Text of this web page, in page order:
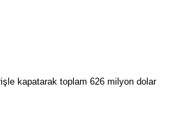
kapatarak toplam 626 milyon dolar